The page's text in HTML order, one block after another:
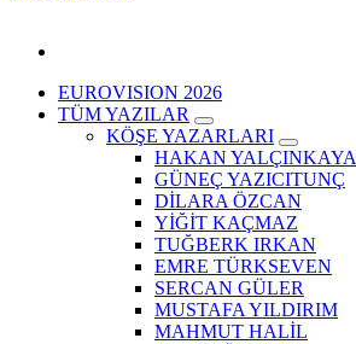
EUROVISION 2026
TÜM YAZILAR
KÖŞE YAZARLARI
HAKAN YALÇINKAYA
GÜNEÇ YAZICITUNÇ
DİLARA ÖZCAN
YİĞİT KAÇMAZ
TUĞBERK IRKAN
EMRE TÜRKSEVEN
SERCAN GÜLER
MUSTAFA YILDIRIM
MAHMUT HALİL